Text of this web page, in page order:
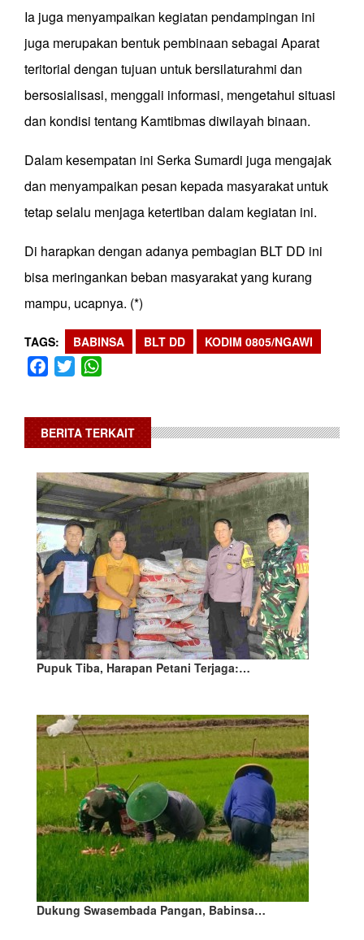
Ia juga menyampaikan kegiatan pendampingan ini
juga merupakan bentuk pembinaan sebagai Aparat
teritorial dengan tujuan untuk bersilaturahmi dan
bersosialisasi, menggali informasi, mengetahui situasi
dan kondisi tentang Kamtibmas diwilayah binaan.
Dalam kesempatan ini Serka Sumardi juga mengajak
dan menyampaikan pesan kepada masyarakat untuk
tetap selalu menjaga ketertiban dalam kegiatan ini.
Di harapkan dengan adanya pembagian BLT DD ini
bisa meringankan beban masyarakat yang kurang
mampu, ucapnya. (*)
TAGS BABINSA BLT DD KODIM 0805/NGAWI
Facebook
Twitter
BERITA TERKAIT
Pupuk Tiba, Harapan Petani Terjaga:…
Dukung Swasembada Pangan, Babinsa…